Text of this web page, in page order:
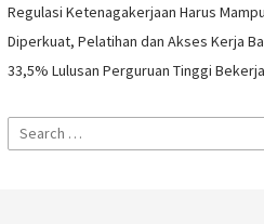
Regulasi Ketenagakerjaan Harus
Diperkuat, Pelatihan dan Akses Kerja
33,5% Lulusan Perguruan Tinggi
Search
for: